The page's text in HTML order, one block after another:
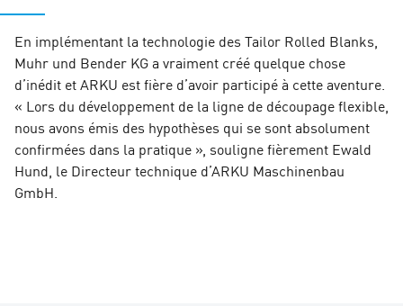
En implémentant la technologie des Tailor Rolled Blanks,
Muhr und Bender KG a vraiment créé quelque chose
d’inédit et ARKU est fière d’avoir participé à cette aventure.
« Lors du développement de la ligne de découpage flexible,
nous avons émis des hypothèses qui se sont absolument
confirmées dans la pratique », souligne fièrement Ewald
Hund, le Directeur technique d’ARKU Maschinenbau
GmbH.